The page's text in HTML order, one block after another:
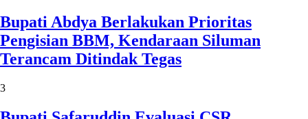
Bupati Abdya Berlakukan Prioritas
Pengisian BBM, Kendaraan Siluman
Terancam Ditindak Tegas
3